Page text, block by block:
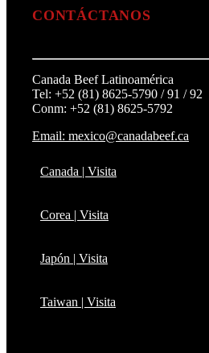
CONTÁCTANOS
Canada Beef Latinoamérica
Tel: +52 (81) 8625-5790 / 91 / 92
Conm: +52 (81) 8625-5792
Email: mexico@canadabeef.ca
Canada | Visita
Corea | Visita
Japón | Visita
Taiwan | Visita